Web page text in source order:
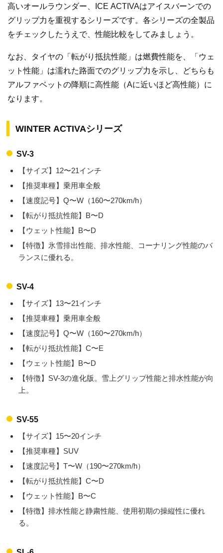
高いオールラウンダー、ICE ACTIVAはアイスバーンでの
グリップ力を重視するシリーズです。各シリーズの全製品
をチェックしたうえで、性能比較をしてみましょう。
なお、タイヤの「転がり抵抗性能」は燃費性能を、「ウェ
ット性能」は濡れた路面でのグリップ力を示し、どちらも
アルファベットの降順に高性能（Aに近いほど高性能）に
なります。
WINTER ACTIVAシリーズ
SV-3
【サイズ】12〜21インチ
【推奨車種】乗用車全般
【速度記号】Q〜W（160〜270km/h）
【転がり抵抗性能】B〜D
【ウェット性能】B〜D
【特徴】氷雪排出性能、排水性能、コーナリング性能のバ
ランスに優れる。
SV-4
【サイズ】13〜21インチ
【推奨車種】乗用車全般
【速度記号】Q〜W（160〜270km/h）
【転がり抵抗性能】C〜E
【ウェット性能】B〜D
【特徴】SV-3の進化版。雪上グリップ性能と排水性能が向
上。
SV-55
【サイズ】15〜20インチ
【推奨車種】SUV
【速度記号】T〜W（190〜270km/h）
【転がり抵抗性能】C〜D
【ウェット性能】B〜C
【特徴】排水性能と静粛性能、使用初期の操縦性に優れ
る。